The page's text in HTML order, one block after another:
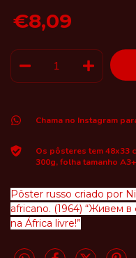
€8,09
Chama no Instagram
Os pôsteres tem 48x33
300g, folha tamanho A3+
Pôster russo criado por
africano. (1964) “Живем
na África livre!”